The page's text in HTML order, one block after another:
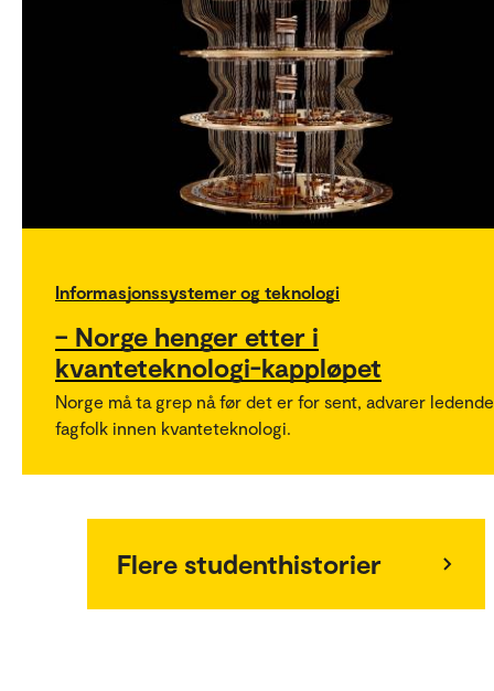
Informasjonssystemer og teknologi
– Norge henger etter i
kvanteteknologi-kappløpet
Norge må ta grep nå før det er for sent, advarer ledende
fagfolk innen kvanteteknologi.
Flere studenthistorier